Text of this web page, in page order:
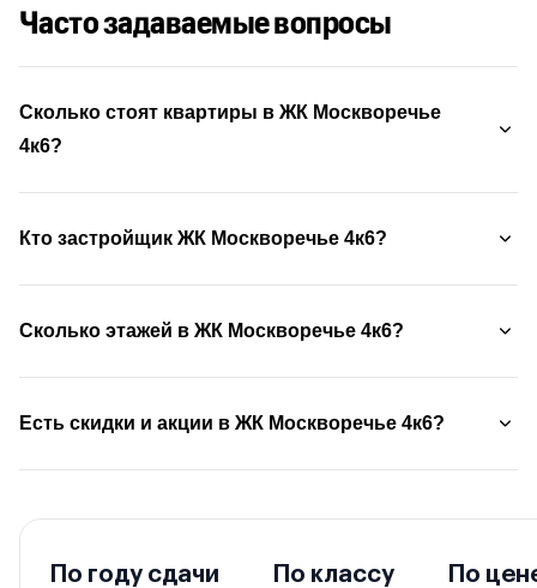
Часто задаваемые вопросы
Сколько стоят квартиры в ЖК Москворечье
4к6?
Кто застройщик ЖК Москворечье 4к6?
Сколько этажей в ЖК Москворечье 4к6?
Есть скидки и акции в ЖК Москворечье 4к6?
По году сдачи По классу По